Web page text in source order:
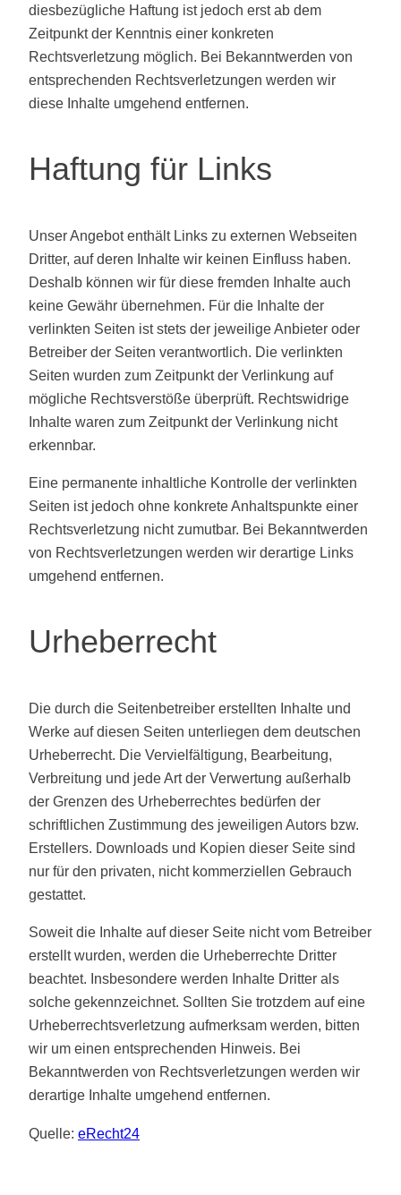
diesbezügliche Haftung ist jedoch erst ab dem
Zeitpunkt der Kenntnis einer konkreten
Rechtsverletzung möglich. Bei Bekanntwerden von
entsprechenden Rechtsverletzungen werden wir
diese Inhalte umgehend entfernen.
Haftung für Links
Unser Angebot enthält Links zu externen Webseiten
Dritter, auf deren Inhalte wir keinen Einfluss haben.
Deshalb können wir für diese fremden Inhalte auch
keine Gewähr übernehmen. Für die Inhalte der
verlinkten Seiten ist stets der jeweilige Anbieter oder
Betreiber der Seiten verantwortlich. Die verlinkten
Seiten wurden zum Zeitpunkt der Verlinkung auf
mögliche Rechtsverstöße überprüft. Rechtswidrige
Inhalte waren zum Zeitpunkt der Verlinkung nicht
erkennbar.
Eine permanente inhaltliche Kontrolle der verlinkten
Seiten ist jedoch ohne konkrete Anhaltspunkte einer
Rechtsverletzung nicht zumutbar. Bei Bekanntwerden
von Rechtsverletzungen werden wir derartige Links
umgehend entfernen.
Urheberrecht
Die durch die Seitenbetreiber erstellten Inhalte und
Werke auf diesen Seiten unterliegen dem deutschen
Urheberrecht. Die Vervielfältigung, Bearbeitung,
Verbreitung und jede Art der Verwertung außerhalb
der Grenzen des Urheberrechtes bedürfen der
schriftlichen Zustimmung des jeweiligen Autors bzw.
Erstellers. Downloads und Kopien dieser Seite sind
nur für den privaten, nicht kommerziellen Gebrauch
gestattet.
Soweit die Inhalte auf dieser Seite nicht vom Betreiber
erstellt wurden, werden die Urheberrechte Dritter
beachtet. Insbesondere werden Inhalte Dritter als
solche gekennzeichnet. Sollten Sie trotzdem auf eine
Urheberrechtsverletzung aufmerksam werden, bitten
wir um einen entsprechenden Hinweis. Bei
Bekanntwerden von Rechtsverletzungen werden wir
derartige Inhalte umgehend entfernen.
Quelle: eRecht24